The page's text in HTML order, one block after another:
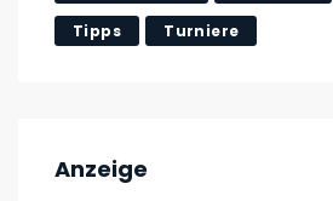
Tipps Turniere
Anzeige